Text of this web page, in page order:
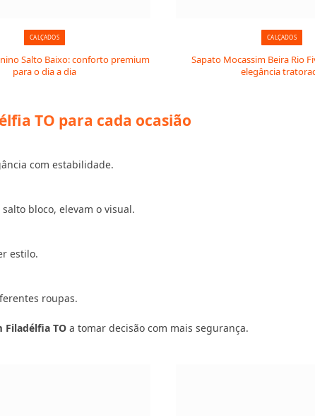
CALÇADOS
Salto Baixo: conforto premium
para o dia a dia
CALÇADOS
Sapato Mocassim Beira Rio
elegância
TO para cada ocasião
com estabilidade.
bloco, elevam o visual.
estilo.
roupas.
Filadélfia TO a tomar decisão com mais segurança.